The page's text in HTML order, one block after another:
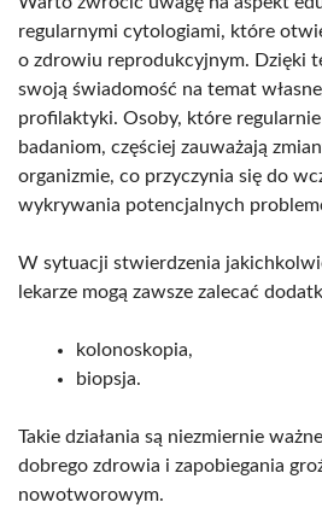
regularnymi cytologiami, które
o zdrowiu reprodukcyjnym. Dzięki
swoją świadomość na temat
profilaktyki. Osoby, które
badaniom, częściej zauważają
organizmie, co przyczynia się do
wykrywania potencjalnych
W sytuacji stwierdzenia
lekarze mogą zawsze zalecać
kolonoskopia,
biopsja.
Takie działania są niezmiernie
dobrego zdrowia i zapobiegania
nowotworowym.